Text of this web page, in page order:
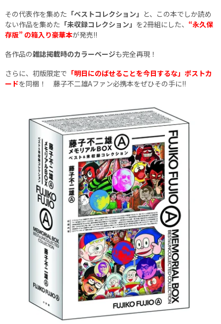
その代表作を集めた 「ベストコレクション」 と、この本でしか読め
ない作品を集めた 「未収録コレクション」 を2冊組にした、 “永久保
存版” の箱入り豪華本が発売!!
各作品の雑誌掲載時のカラーページも完全再現！
さらに、初版限定で 「明日にのばせることを今日するな」ポストカ
ードを同梱！ 藤子不二雄Aファン必携本をぜひその手に!!